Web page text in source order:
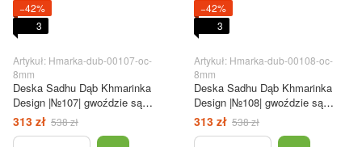
−42%
3
Artykuł: Hmarka-dub-00107-oc-
8mm
Deska Sadhu Dąb Khmarinka
Design |№107| gwoździe są
ocynkowane, odległość między
gwoździami wynosi 8 mm
313 zł 538 zł
−42%
3
Artykuł: Hmarka-dub-00108-oc-
8mm
Deska Sadhu Dąb Khmarinka
Design |№108| gwoździe są
ocynkowane, odległość między
gwoździami wynosi 8 mm
313 zł 538 zł